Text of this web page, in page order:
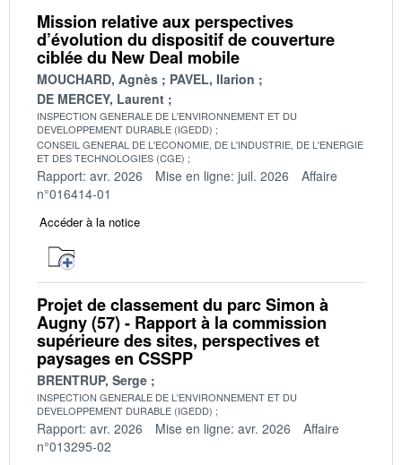
Mission relative aux perspectives
d’évolution du dispositif de couverture
ciblée du New Deal mobile
MOUCHARD, Agnès
PAVEL, Ilarion
DE MERCEY, Laurent
INSPECTION GENERALE DE L'ENVIRONNEMENT ET DU
DEVELOPPEMENT DURABLE (IGEDD)
CONSEIL GENERAL DE L'ECONOMIE, DE L'INDUSTRIE, DE L'ENERGIE
ET DES TECHNOLOGIES (CGE)
Rapport: avr. 2026 Mise en ligne: juil. 2026
Affaire
n°016414-01
Accéder à la notice
Projet de classement du parc Simon à
Augny (57) - Rapport à la commission
supérieure des sites, perspectives et
paysages en CSSPP
BRENTRUP, Serge
INSPECTION GENERALE DE L'ENVIRONNEMENT ET DU
DEVELOPPEMENT DURABLE (IGEDD)
Rapport: avr. 2026 Mise en ligne: avr. 2026
Affaire
n°013295-02